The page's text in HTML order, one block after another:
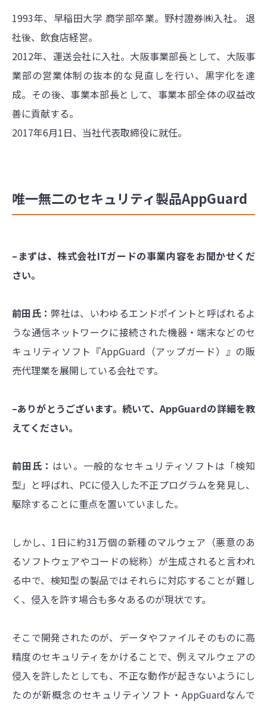
1993年、早稲田大学 商学部卒業。野村證券㈱入社。 退
社後、飲食店経営。
2012年、運送会社に入社。大阪事業部長として、大阪事
業部の営業体制の抜本的な見直しを行い、黒字化を達
成。その後、事業本部長として、事業本部全体の収益改
善に貢献する。
2017年6月1日、当社代表取締役に就任。
唯一無二のセキュリティ製品AppGuard
–まずは、株式会社ITガードの事業内容をお聞かせくだ
さい。
前田氏：弊社は、いわゆるエンドポイントと呼ばれるよ
うな通信ネットワークに接続された機器・端末などのセ
キュリティソフト『AppGuard （アップガード）』の販
売代理業を展開している会社です。
–ありがとうございます。続いて、AppGuardの詳細を教
えてください。
前田氏： はい。一般的なセキュリティソフトは「検知
型」と呼ばれ、PCに侵入した不正プログラムを発見し、
駆除することに重点を置いていました。
しかし、1日に約31万個の新種のマルウェア（悪意のあ
るソフトウェアやコードの総称）が生成されると言われ
る中で、検知型の製品ではそれらに対応することが難し
く、侵入を許す場合も多々あるのが現状です。
そこで開発されたのが、データやファイルそのものに高
精度のセキュリティをかけることで、例えマルウェアの
侵入を許したとしても、不正な動作が起きないようにし
たのが新概念のセキュリティソフト・ AppGuardなんで